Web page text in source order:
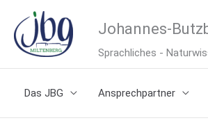
Inhalt
springen
Johannes-
Sprachliches -
Das JBG Ansprechpartner